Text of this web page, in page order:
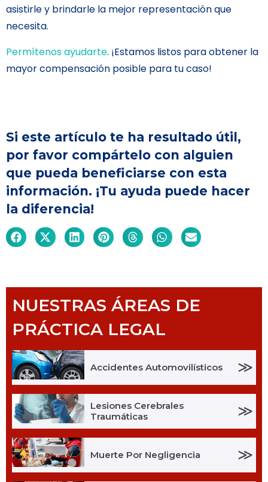
asistirle y brindarle la mejor representación que
necesita.
Permítenos ayudarte. ¡Estamos listos para obtener la
mayor compensación posible para tu caso!
Si este artículo te ha resultado útil,
por favor compártelo con alguien
que pueda beneficiarse con esta
información. ¡Tu ayuda puede hacer
la diferencia!
NUESTRAS ÁREAS DE
PRÁCTICA LEGAL
Accidentes Automovilísticos ≫
Lesiones Cerebrales
Traumáticas
≫
Muerte Por Negligencia ≫